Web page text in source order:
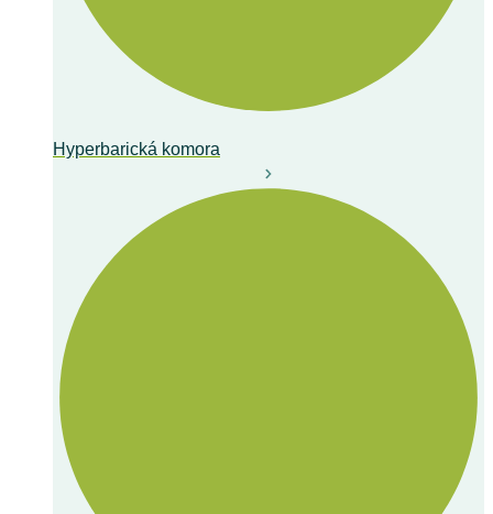
Hyperbarická komora